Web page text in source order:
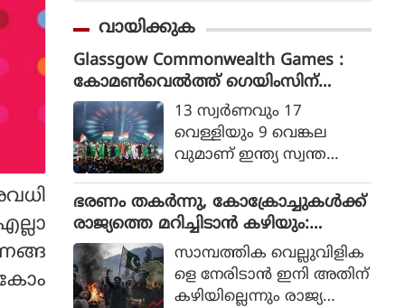
വായിക്കുക
Glassgow Commonwealth Games :
കോമൺവെൽത്ത് ഗെയിംസിന്
ഗ്ലാസ്ഗോയിൽ കൊടിയിറങ്ങി, മെഡ
ൽ നേട്ടത്തിൽ ഇന്ത്യ നാലാമത്
13 സ്വര്‍ണവും 17
വെള്ളിയും 9 വെങ്കല
വുമാണ് ഇന്ത്യ സ്വന്ത
ഭരണം തകര്‍ന്നു, കോക്രോച്ചുകള്‍ക്ക്
രാജ്യത്തെ മറിച്ചിടാന്‍ കഴിയും:
പാകിസ്ഥാന്‍ ആഭ്യന്തര മന്ത്രി
മൊഹ്സിന്‍ നഖ്വി
സാമ്പത്തിക വെല്ലുവിളിക
ളെ നേരിടാന്‍ ഇനി അതിന്
കഴിയില്ലെന്നും രാജ്യത്തെ